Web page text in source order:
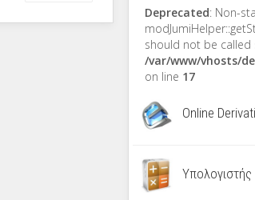
Deprecated: Non-
should not be called
/var/www/vhosts/
on line 17
Online